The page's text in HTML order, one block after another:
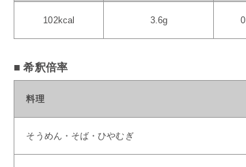
102kcal 3.6g
■ 希釈倍率
料理
そうめん・そば・ひやむぎ